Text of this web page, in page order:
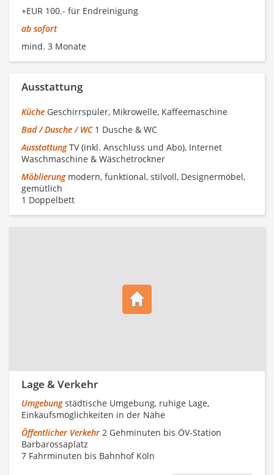
+EUR 100.- für Endreinigung
ab sofort
mind. 3 Monate
Ausstattung
Küche Geschirrspüler, Mikrowelle, Kaffeemaschine
Bad / Dusche / WC1 Dusche & WC
AusstattungTV (inkl. Anschluss und Abo), Internet
Waschmaschine & Wäschetrockner
Möblierungmodern, funktional, stilvoll, Designermöbel,
gemütlich
1 Doppelbett
Lage & Verkehr
Umgebungstädtische Umgebung, ruhige Lage,
Einkaufsmöglichkeiten in der Nähe
Öffentlicher Verkehr 2 Gehminuten bis ÖV-Station
Barbarossaplatz
7 Fahrminuten bis Bahnhof Köln